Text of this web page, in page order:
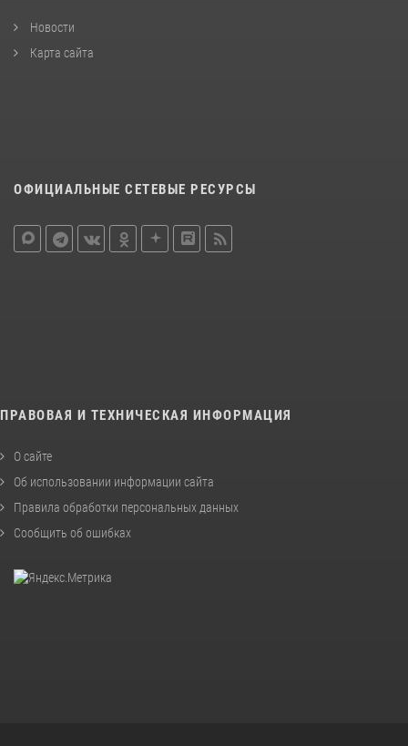
Новости
Карта сайта
ОФИЦИАЛЬНЫЕ СЕТЕВЫЕ РЕСУРСЫ
ПРАВОВАЯ И ТЕХНИЧЕСКАЯ ИНФОРМАЦИЯ
О сайте
Об использовании информации сайта
Правила обработки персональных данных
Сообщить об ошибках